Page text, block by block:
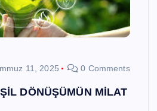
11, 2025 0 Comments
DÖNÜŞÜMÜN MİLAT